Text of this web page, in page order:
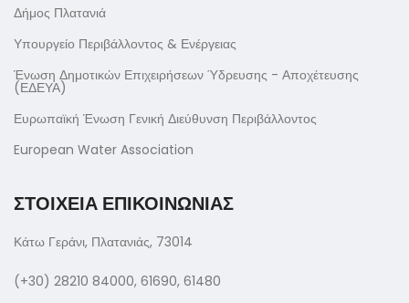
Δήμος Πλατανιά
Υπουργείο Περιβάλλοντος & Ενέργειας
Ένωση Δημοτικών Επιχειρήσεων Ύδρευσης - Αποχέτευσης
(ΕΔΕΥΑ)
Ευρωπαϊκή Ένωση Γενική Διεύθυνση Περιβάλλοντος
European Water Association
ΣΤΟΙΧΕΙΑ ΕΠΙΚΟΙΝΩΝΙΑΣ
Κάτω Γεράνι, Πλατανιάς, 73014
(+30) 28210 84000, 61690, 61480